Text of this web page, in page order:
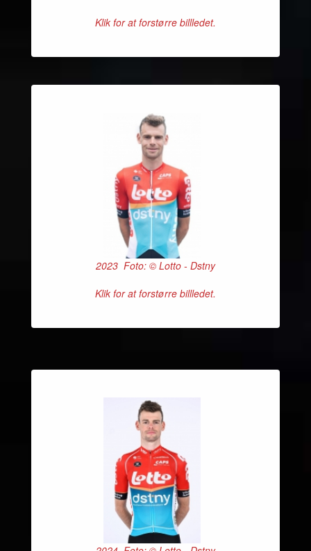
Klik for at forstørre billledet.
2023 Foto: © Lotto - Dstny
Klik for at forstørre billledet.